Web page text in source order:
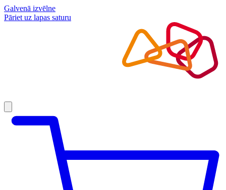
Galvenā izvēlne
Pāriet uz lapas saturu